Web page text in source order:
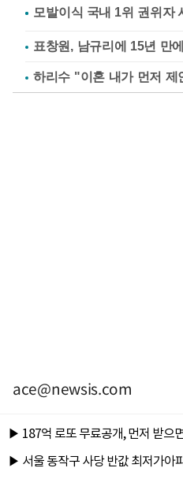
표창원, 남규리에 15년 만
하리수 "이혼 내가 먼저
ace@newsis.com